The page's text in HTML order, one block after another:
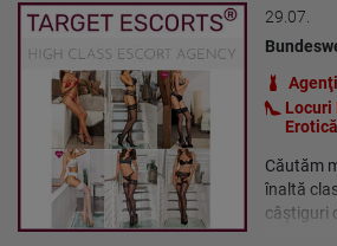
29.07.
Locuri
Erotică
Căutăm
înaltă
câștiguri